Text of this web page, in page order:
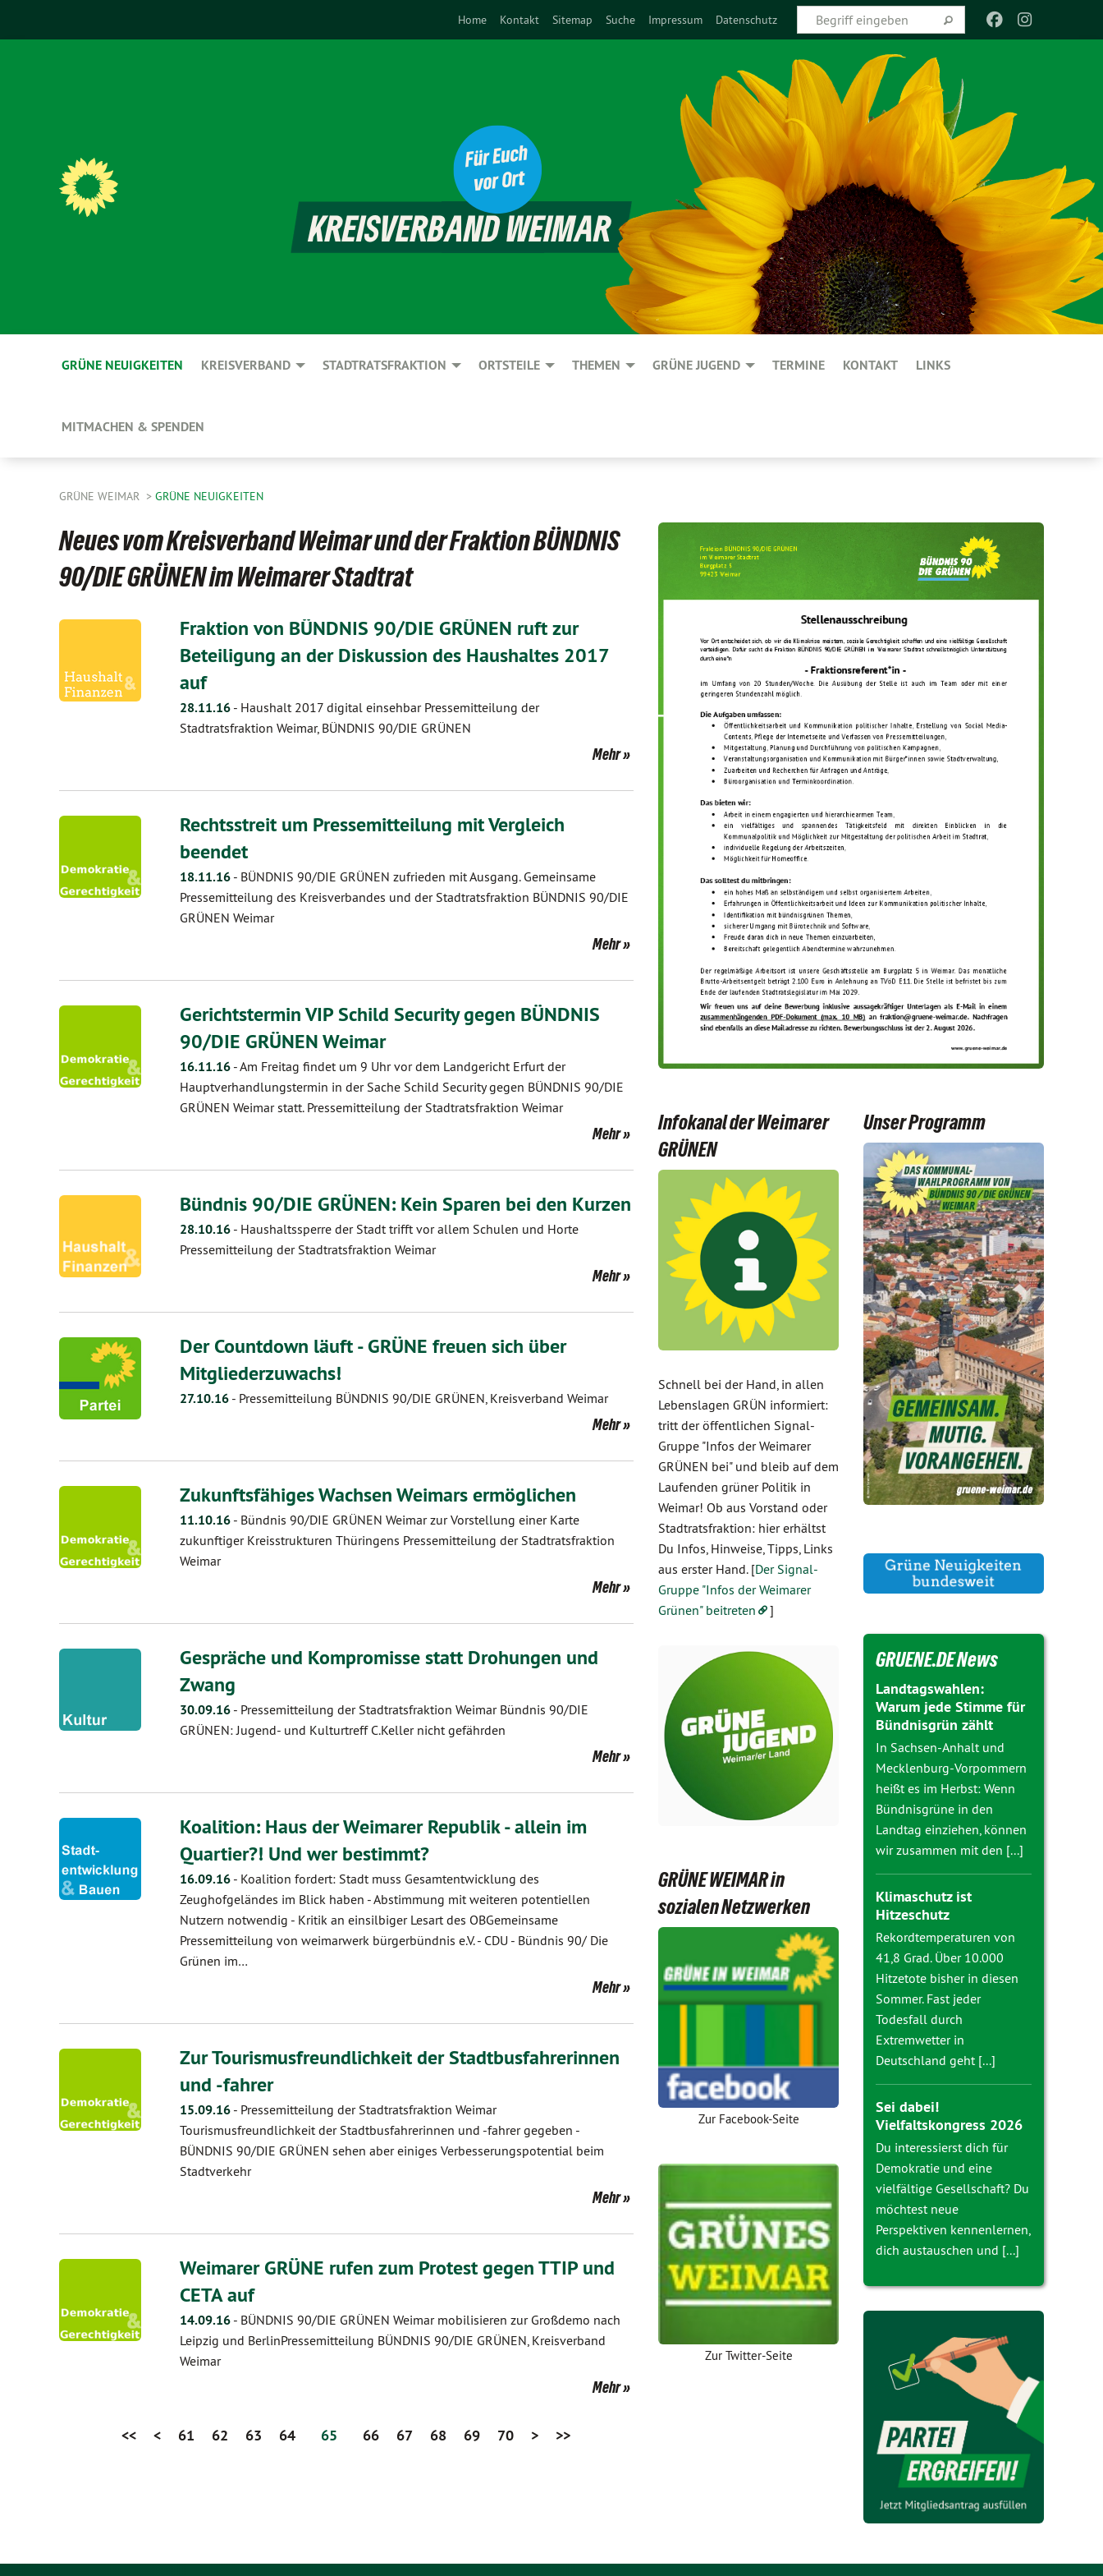
Home Kontakt Sitemap Suche Impressum Datenschutz
GRÜNE NEUIGKEITEN KREISVERBAND STADTRATSFRAKTION ORTSTEILE THEMEN GRÜNE JUGEND TERMINE KONTAKT LINKS
MITMACHEN & SPENDEN
GRÜNE WEIMAR GRÜNE NEUIGKEITEN
Neues vom Kreisverband Weimar und der Fraktion BÜNDNIS
90/DIE GRÜNEN im Weimarer Stadtrat
Fraktion von BÜNDNIS 90/DIE GRÜNEN ruft zur
Beteiligung an der Diskussion des Haushaltes 2017
auf
28.11.16- Haushalt 2017 digital einsehbar Pressemitteilung der
Stadtratsfraktion Weimar, BÜNDNIS 90/DIE GRÜNEN
Mehr
Rechtsstreit um Pressemitteilung mit Vergleich
beendet
18.11.16- BÜNDNIS 90/DIE GRÜNEN zufrieden mit Ausgang. Gemeinsame
Pressemitteilung des Kreisverbandes und der Stadtratsfraktion BÜNDNIS 90/DIE
GRÜNEN Weimar
Mehr
Gerichtstermin VIP Schild Security gegen BÜNDNIS
90/DIE GRÜNEN Weimar
16.11.16-Am Freitag findet um 9 Uhr vor dem Landgericht Erfurt der
Hauptverhandlungstermin in der Sache Schild Security gegen BÜNDNIS 90/DIE
GRÜNEN Weimar statt. Pressemitteilung der Stadtratsfraktion Weimar
Mehr
Bündnis 90/DIE GRÜNEN: Kein Sparen bei den Kurzen
28.10.16- Haushaltssperre der Stadt trifft vor allem Schulen und Horte
Pressemitteilung der Stadtratsfraktion Weimar
Mehr
Der Countdown läuft - GRÜNE freuen sich über
Mitgliederzuwachs!
27.10.16- Pressemitteilung BÜNDNIS 90/DIE GRÜNEN, Kreisverband Weimar
Mehr
Zukunftsfähiges Wachsen Weimars ermöglichen
11.10.16- Bündnis 90/DIE GRÜNEN Weimar zur Vorstellung einer Karte
zukunftiger Kreisstrukturen Thüringens Pressemitteilung der Stadtratsfraktion
Weimar
Mehr
Gespräche und Kompromisse statt Drohungen und
Zwang
30.09.16- Pressemitteilung der Stadtratsfraktion Weimar Bündnis 90/DIE
GRÜNEN: Jugend- und Kulturtreff C.Keller nicht gefährden
Mehr
Koalition: Haus der Weimarer Republik - allein im
Quartier?! Und wer bestimmt?
16.09.16- Koalition fordert: Stadt muss Gesamtentwicklung des
Zeughofgeländes im Blick haben - Abstimmung mit weiteren potentiellen
Nutzern notwendig - Kritik an einsilbiger Lesart des OBGemeinsame
Pressemitteilung von weimarwerk bürgerbündnis e.V. - CDU - Bündnis 90/ Die
Grünen im…
Mehr
Zur Tourismusfreundlichkeit der Stadtbusfahrerinnen
und -fahrer
15.09.16- Pressemitteilung der Stadtratsfraktion Weimar
Tourismusfreundlichkeit der Stadtbusfahrerinnen und -fahrer gegeben -
BÜNDNIS 90/DIE GRÜNEN sehen aber einiges Verbesserungspotential beim
Stadtverkehr
Mehr
Weimarer GRÜNE rufen zum Protest gegen TTIP und
CETA auf
14.09.16- BÜNDNIS 90/DIE GRÜNEN Weimar mobilisieren zur Großdemo nach
Leipzig und BerlinPressemitteilung BÜNDNIS 90/DIE GRÜNEN, Kreisverband
Weimar
Mehr
<< < 61 62 63 64 65 66 67 68 69 70 > >>
Infokanal der Weimarer
GRÜNEN
Schnell bei der Hand, in allen
Lebenslagen GRÜN informiert:
tritt der öffentlichen Signal-
Gruppe "Infos der Weimarer
GRÜNEN bei" und bleib auf dem
Laufenden grüner Politik in
Weimar! Ob aus Vorstand oder
Stadtratsfraktion: hier erhältst
Du Infos, Hinweise, Tipps, Links
aus erster Hand. [Der Signal-
Gruppe "Infos der Weimarer
Grünen" beitreten
]
GRÜNE WEIMAR in
sozialen Netzwerken
Zur Facebook-Seite
Zur Twitter-Seite
Unser Programm
GRUENE.DE News
Landtagswahlen:
Warum jede Stimme für
Bündnisgrün zählt
In Sachsen-Anhalt und
Mecklenburg-Vorpommern
heißt es im Herbst: Wenn
Bündnisgrüne in den
Landtag einziehen, können
wir zusammen mit den [...]
Klimaschutz ist
Hitzeschutz
Rekordtemperaturen von
41,8 Grad. Über 10.000
Hitzetote bisher in diesen
Sommer. Fast jeder
Todesfall durch
Extremwetter in
Deutschland geht [...]
Sei dabei!
Vielfaltskongress 2026
Du interessierst dich für
Demokratie und eine
vielfältige Gesellschaft? Du
möchtest neue
Perspektiven kennenlernen,
dich austauschen und [...]